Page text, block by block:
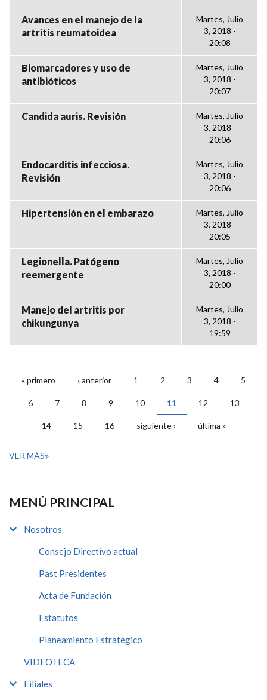
Avances en el manejo de la
artritis reumatoidea
Martes, Julio
3, 2018 -
20:08
Biomarcadores y uso de
antibióticos
Martes, Julio
3, 2018 -
20:07
Candida auris. Revisión
Martes, Julio
3, 2018 -
20:06
Endocarditis infecciosa.
Revisión
Martes, Julio
3, 2018 -
20:06
Hipertensión en el embarazo
Martes, Julio
3, 2018 -
20:05
Legionella. Patógeno
reemergente
Martes, Julio
3, 2018 -
20:00
Manejo del artritis por
chikungunya
Martes, Julio
3, 2018 -
19:59
PÁGINAS
« primero ‹ anterior 1 2 3 4 5
6 7 8 9 10 11 12 13
14 15 16 siguiente › última »
VER MÁS
MENÚ PRINCIPAL
Nosotros
Consejo Directivo actual
Past Presidentes
Acta de Fundación
Estatutos
Planeamiento Estratégico
VIDEOTECA
Filiales